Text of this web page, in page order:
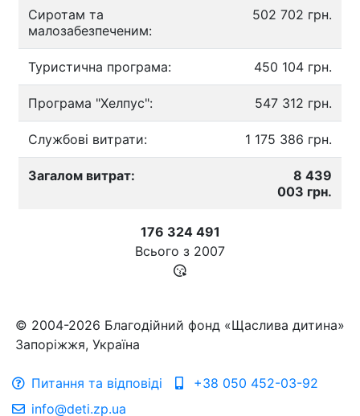
Сиротам та
малозабезпеченим:
502 702 грн.
Туристична програма: 450 104 грн.
Програма "Хелпус": 547 312 грн.
Службові витрати: 1 175 386 грн.
Загалом витрат:
8 439
003 грн.
176 324 491
Всього з 2007
© 2004-2026 Благодійний фонд «Щаслива дитина»
Запоріжжя, Україна
Питання та відповіді
+38 050 452-03-92
info@deti.zp.ua